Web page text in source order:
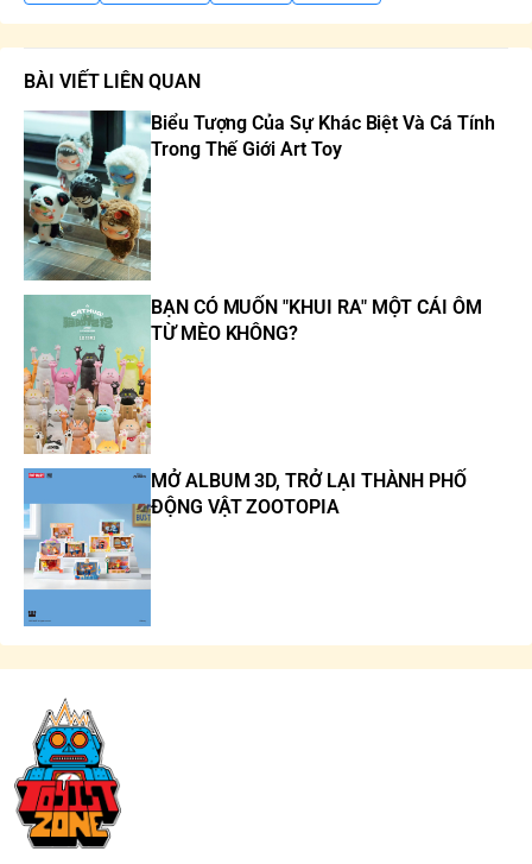
BÀI VIẾT LIÊN QUAN
Biểu Tượng Của Sự Khác Biệt Và Cá Tính
Trong Thế Giới Art Toy
BẠN CÓ MUỐN "KHUI RA" MỘT CÁI ÔM
TỪ MÈO KHÔNG?
MỞ ALBUM 3D, TRỞ LẠI THÀNH PHỐ
ĐỘNG VẬT ZOOTOPIA